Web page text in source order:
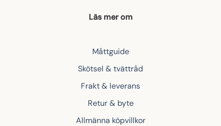
Läs mer om
Måttguide
Skötsel & tvättråd
Frakt & leverans
Retur & byte
Allmänna köpvillkor